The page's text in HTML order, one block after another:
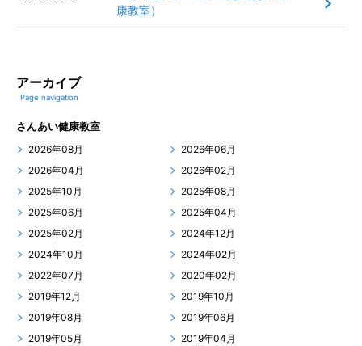
康教室）
アーカイブ
Page navigation
さんあい健康教室
2026年08月
2026年06月
2026年04月
2026年02月
2025年10月
2025年08月
2025年06月
2025年04月
2025年02月
2024年12月
2024年10月
2024年02月
2022年07月
2020年02月
2019年12月
2019年10月
2019年08月
2019年06月
2019年05月
2019年04月